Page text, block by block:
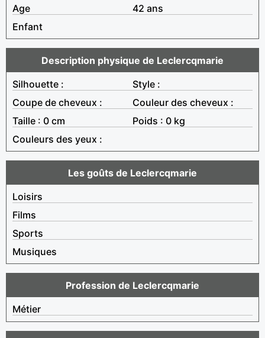
Age
42 ans
Enfant
Description physique de Leclercqmarie
Silhouette :
Style :
Coupe de cheveux :
Couleur des cheveux :
Taille : 0 cm
Poids : 0 kg
Couleurs des yeux :
Les goûts de Leclercqmarie
Loisirs
Films
Sports
Musiques
Profession de Leclercqmarie
Métier